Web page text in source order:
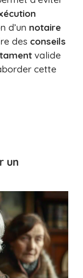
d’un notaire
des conseils
valide
cette
un